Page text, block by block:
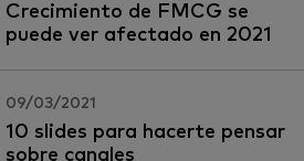
Crecimiento de FMCG se
puede ver afectado en 2021
09/03/2021
10 slides para hacerte pensar
sobre canales